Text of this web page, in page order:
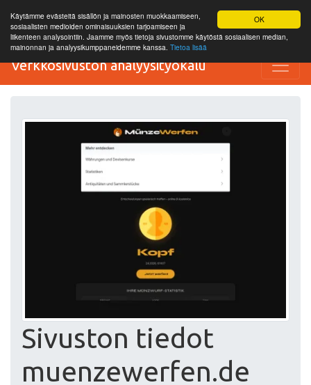
OK
Käytämme evästeitä sisällön ja mainosten muokkaamiseen,
sosiaalisten medioiden ominaisuuksien tarjoamiseen ja
liikenteen analysointiin. Jaamme myös tietoja sivustomme käytöstä sosiaalisen median,
mainonnan ja analyysikumppaneidemme kanssa. Tietoa lisää
Verkkosivuston analyysityökalu
Sivuston tiedot
muenzewerfen.de